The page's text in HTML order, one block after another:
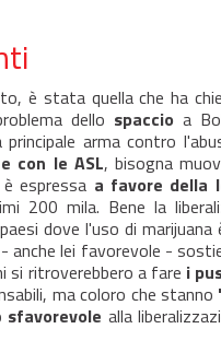
è stata quella che ha
dello spaccio a
arma contro
con le ASL, bisogna
espressa a favore della
200 mila. Bene la
dove l'uso di
- anche lei favorevole -
si ritroverebbero a fare i
ma coloro che stanno
sfavorevole alla